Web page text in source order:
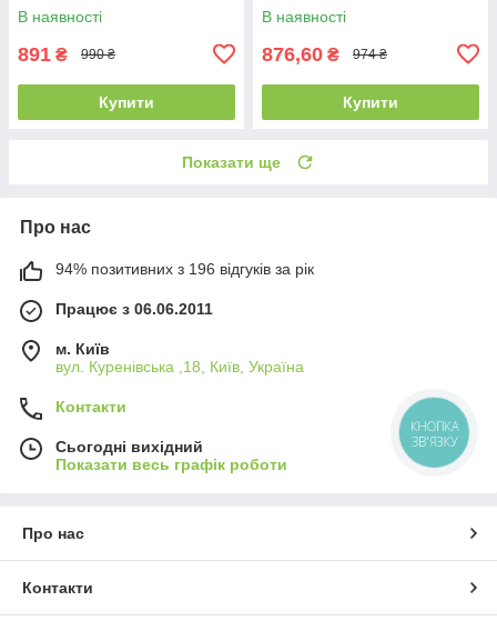
В наявності
891 ₴ 990 ₴
Купити
В наявності
876,60 ₴ 974 ₴
Купити
Показати ще
Про нас
94% позитивних з 196 відгуків за рік
Працює з 06.06.2011
м. Київ
вул. Куренівська ,18, Київ, Україна
Контакти
Сьогодні вихідний
Показати весь графік роботи
Про нас
Контакти
КНОПКА
ЗВ'ЯЗКУ